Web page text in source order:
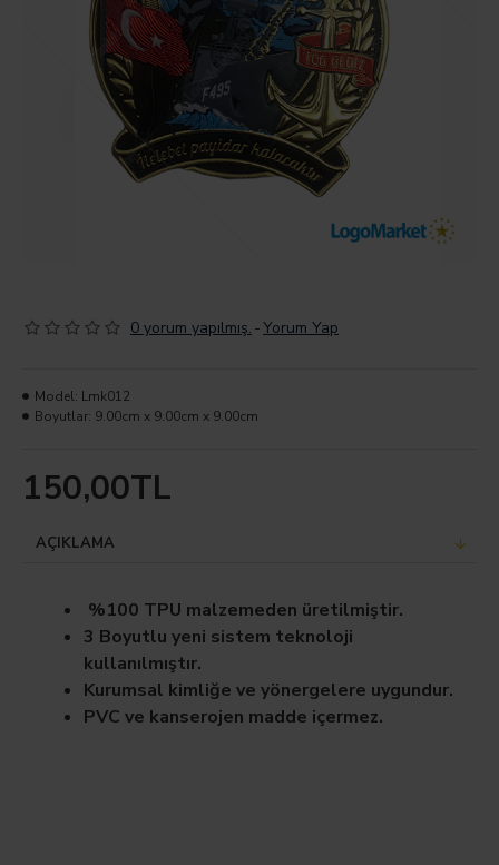
0 yorum yapılmış. -Yorum Yap
150,00TL
Model: Lmk012
Boyutlar: 9.00cm x 9.00cm x 9.00cm
AÇIKLAMA
%100 TPU malzemeden üretilmiştir.
3 Boyutlu yeni sistem teknoloji
kullanılmıştır.
Kurumsal kimliğe ve yönergelere uygundur.
PVC ve kanserojen madde içermez.